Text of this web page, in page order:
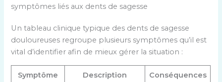
symptômes liés aux dents de sagesse
Un tableau clinique typique des dents de sagesse
douloureuses regroupe plusieurs symptômes qu’il est
vital d’identifier afin de mieux gérer la situation :
Symptôme
Description
Conséquences